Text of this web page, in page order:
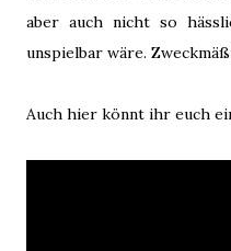
aber auch nicht so
unspielbar wäre.
Auch hier könnt ihr euch